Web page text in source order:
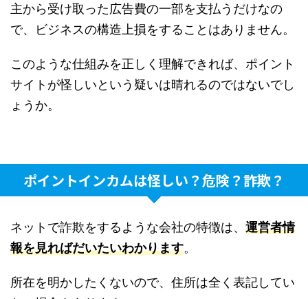
主から受け取った広告費の一部を支払うだけなの
で、ビジネスの構造上損をすることはありません。
このような仕組みを正しく理解できれば、ポイント
サイトが怪しいという疑いは晴れるのではないでし
ょうか。
ポイントインカムは怪しい？危険？詐欺？
ネットで詐欺をするような会社の特徴は、 運営者情
報を見ればだいたいわかります。
所在を明かしたくないので、住所は全く表記してい